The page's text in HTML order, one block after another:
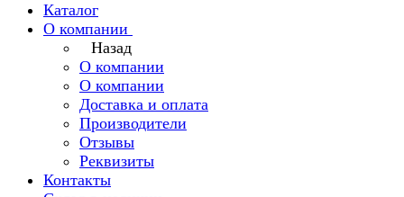
Каталог
О компании
Назад
О компании
О компании
Доставка и оплата
Производители
Отзывы
Реквизиты
Контакты